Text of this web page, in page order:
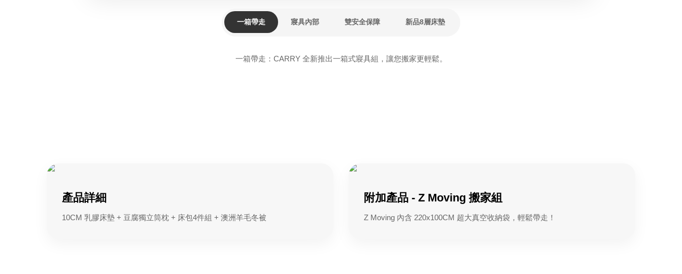
一箱帶走 寢具內部 雙安全保障 新品8層床墊
一箱帶走：CARRY 全新推出一箱式寢具組，讓您搬家更輕鬆。
產品詳細
10CM 乳膠床墊 + 豆腐獨立筒枕 + 床包4件組 + 澳洲羊毛冬被
附加產品 - Z Moving 搬家組
Z Moving 內含 220x100CM 超大真空收納袋，輕鬆帶走！